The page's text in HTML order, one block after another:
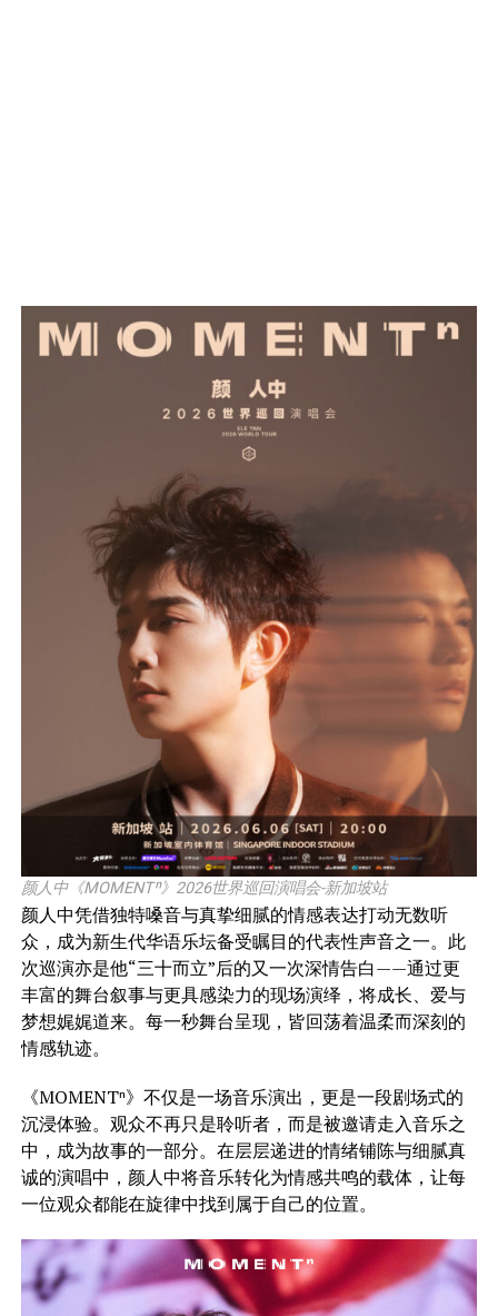
颜人中《MOMENTⁿ》2026世界巡回演唱会-新加坡站
颜人中凭借独特嗓音与真挚细腻的情感表达打动无数听
众，成为新生代华语乐坛备受瞩目的代表性声音之一。此
次巡演亦是他“三十而立”后的又一次深情告白——通过更
丰富的舞台叙事与更具感染力的现场演绎，将成长、爱与
梦想娓娓道来。每一秒舞台呈现，皆回荡着温柔而深刻的
情感轨迹。
《MOMENTⁿ》不仅是一场音乐演出，更是一段剧场式的
沉浸体验。观众不再只是聆听者，而是被邀请走入音乐之
中，成为故事的一部分。在层层递进的情绪铺陈与细腻真
诚的演唱中，颜人中将音乐转化为情感共鸣的载体，让每
一位观众都能在旋律中找到属于自己的位置。